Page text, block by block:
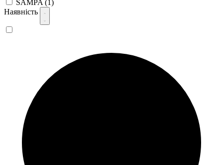
SAMPA (1)
Наявність